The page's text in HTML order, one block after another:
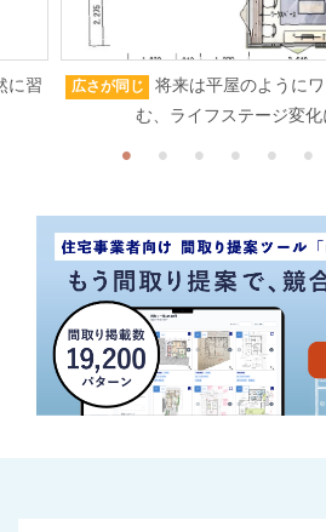
に習 広さが同じ
将来は平屋のように
む、ライフステージ変